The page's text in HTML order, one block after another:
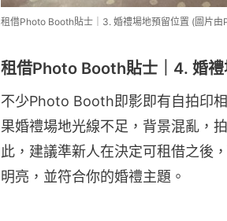
租借Photo Booth貼士｜3. 婚禮場地預留位置 (圖片
租借Photo Booth貼士｜4. 婚
不少Photo Booth即影即有自拍印
果婚禮場地光線不足，背景混亂，
此，建議準新人在決定可租借之後
明亮，並符合你的婚禮主題。